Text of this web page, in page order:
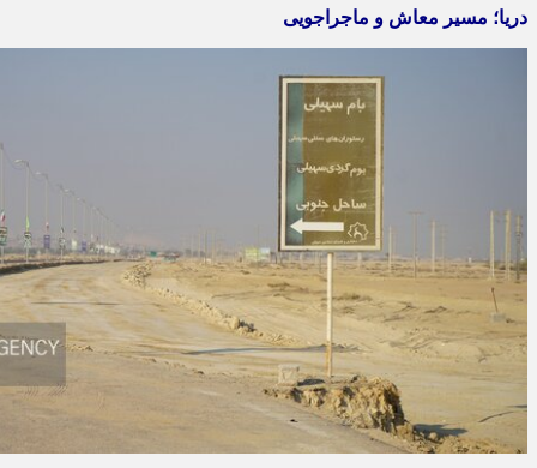
دریا؛ مسیر معاش و ماجراجویی